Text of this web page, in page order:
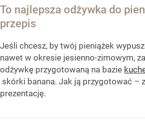
To najlepsza odżywka do
przepis
Jeśli chcesz, by twój pieniążek
nawet w okresie jesienno-zimowym,
odżywkę przygotowaną na bazie
skórki banana. Jak ją przygotować –
prezentację.